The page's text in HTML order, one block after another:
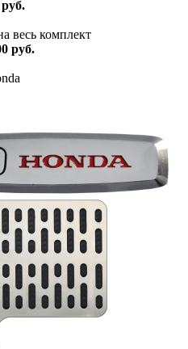
руб.
весь комплект
руб.